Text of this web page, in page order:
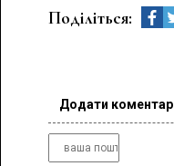
Поділіться:
Додати коментар